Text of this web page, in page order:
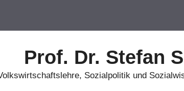
Prof. Dr. Stefan
Sozialpolitik und